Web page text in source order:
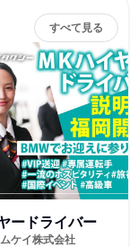
すべて見る
ードライバー
ケイ株式会社